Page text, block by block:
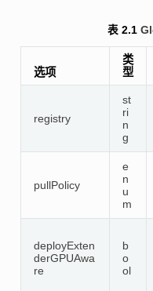
表 2.1
选项
类
型
registry
st
ri
n
g
pullPolicy
e
n
u
m
deployExten
derGPUAwa
re
b
o
ol